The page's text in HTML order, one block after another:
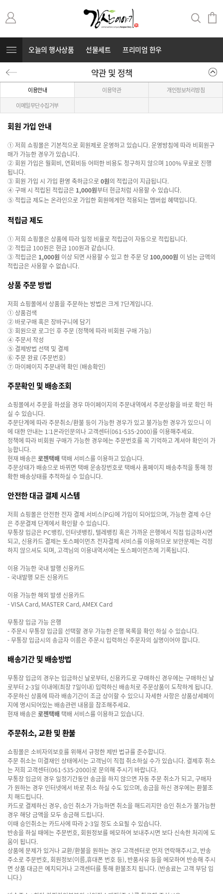
오늘의 행사상품 선물세트 프리미엄 한우
커뮤니티 ⭐부캐⭐
약관 및 정책
이용안내 이용약관
개인정보처리방침
이메일무단수집거부
회원 가입 안내
① 저희 쇼핑몰은 기본적으로 회원제로 운영하고 있습니다. 운영방침에 따라 비회원구
매가 가능한 경우가 있습니다.
② 회원 가입은 월회비, 연회비등 어떠한 비용도 청구하지 않으며 100% 무료로 진행
됩니다.
③ 회원 가입 시 가입 환영 축하금으로0원의 적립금이 지급됩니다.
④ 구매 시 적립된 적립금은 1,000원부터 현금처럼 사용할 수 있습니다.
⑤ 적립금 제도는 온라인으로 가입한 회원에게만 적용되는 멤버쉽 혜택입니다.
적립금 제도
① 저희 쇼핑몰은 상품에 따라 일정 비율로 적립금이 자동으로 적립됩니다.
② 적립금 100원은 현금 100원과 같습니다.
③ 적립금은 1,000원 이상 되면 사용할 수 있고 한 주문 당 100,000원 이 넘는 금액의
적립금은 사용할 수 없습니다.
상품 주문 방법
저희 쇼핑몰에서 상품을 주문하는 방법은 크게 7단계입니다.
① 상품검색
② 바로구매 혹은 장바구니에 담기
③ 회원으로 로그인 후 주문 (정책에 따라 비회원 구매 가능)
④ 주문서 작성
⑤ 결제방법 선택 및 결제
⑥ 주문 완료 (주문번호)
⑦ 마이페이지 주문내역 확인 (배송확인)
주문확인 및 배송조회
쇼핑몰에서 주문을 하셨을 경우 마이페이지의 주문내역에서 주문상황을 바로 확인 하
실 수 있습니다.
주문단계에 따라 주문취소/환불 등이 가능한 경우가 있고 불가능한 경우가 있으니 이
에 대한 안내는 1:1온라인문의나 고객센터(061-535-2000)를 이용해주세요.
정책에 따라 비회원 구매가 가능한 경우에는 주문번호를 꼭 기억하고 계셔야 확인이 가
능합니다.
현재 배송은로젠택배 택배 서비스를 이용하고 있습니다.
주문상태가 배송으로 바뀌면 택배 운송장번호로 택배사 홈페이지 배송추적을 통해 정
확한 배송상태를 추적하실 수 있습니다.
안전한 대금 결제 시스템
저희 쇼핑몰은 안전한 전자 결제 서비스(PG)에 가입이 되어있으며, 가능한 결제 수단
은 주문결제 단계에서 확인할 수 있습니다.
무통장 입금은 PC뱅킹, 인터넷뱅킹, 텔레뱅킹 혹은 가까운 은행에서 직접 입금하시면
되고, 신용카드 결제는 토스페이먼츠 전자결제 서비스를 이용하므로 보안문제는 걱정
하지 않으셔도 되며, 고객님의 이용내역서에는 토스페이먼츠에 기록됩니다.
이용 가능한 국내 발행 신용카드
- 국내발행 모든 신용카드
이용 가능한 해외 발생 신용카드
- VISA Card, MASTER Card, AMEX Card
무통장 입금 가능 은행
- 주문시 무통장 입금을 선택할 경우 가능한 은행 목록을 확인 하실 수 있습니다.
- 무통장 입금시의 송금자 이름은 주문시 입력하신 주문자의 실명이어야 합니다.
배송기간 및 배송방법
무통장 입금의 경우는 입금하신 날로부터, 신용카드로 구매하신 경우에는 구매하신 날
로부터 2-3일 이내에(최장 7일이내) 입력하신 배송처로 주문상품이 도착하게 됩니다.
주문하신 상품에 따라 배송기간이 조금 상이할 수 있으니 자세한 사항은 상품상세페이
지에 명시되어있는 배송관련 내용을 참조해주세요.
현재 배송은로젠택배 택배 서비스를 이용하고 있습니다.
주문취소, 교환 및 환불
쇼핑몰은 소비자의보호를 위해서 규정한 제반 법규를 준수합니다.
주문 취소는 미결재인 상태에서는 고객님이 직접 취소하실 수가 있습니다. 결제후 취소
는 저희 고객센터(061-535-2000)로 문의해 주시기 바랍니다.
무통장 입금의 경우 일정기간동안 송금을 하지 않으면 자동 주문 취소가 되고, 구매자
가 원하는 경우 인터넷에서 바로 취소 하실 수도 있으며, 송금을 하신 경우에는 환불조
치 해드립니다.
카드로 결제하신 경우, 승인 취소가 가능하면 취소을 해드리지만 승인 취소가 불가능한
경우 해당 금액을 모두 송금해 드립니다.
이때 승인취소는 카드사에 따라 2-3일 정도 소요될 수 있습니다.
반송을 하실 때에는 주문번호, 회원정보를 메모하여 보내주시면 보다 신속한 처리에 도
움이 됩니다.
상품에 문제가 있거나 교환/환불을 원하는 경우 고객센터로 먼저 연락해주시고, 반송
주소로 주문번호, 회원정보(이름,휴대폰 번호 등), 반품사유 등을 메모하여 반송해 주시
면 상품 대금은 예치되거나 고객센터를 통해 환불조치 됩니다. (반송료는 고객 부담 입
니다.)